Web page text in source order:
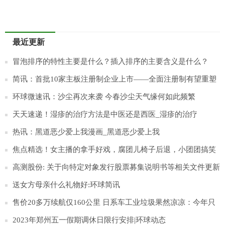
最近更新
冒泡排序的特性主要是什么？插入排序的主要含义是什么？
简讯：首批10家主板注册制企业上市——全面注册制有望重塑
资本市场生态
环球微速讯：沙尘再次来袭 今春沙尘天气缘何如此频繁
天天速递！湿疹的治疗方法是中医还是西医_湿疹的治疗
热讯：黑道恶少爱上我漫画_黑道恶少爱上我
焦点精选！女主播的拿手好戏，腐团儿椅子后退，小团团搞笑
搞怪，那沫子呢？
高测股份: 关于向特定对象发行股票募集说明书等相关文件更新
财务数据的提示性公告
送女方母亲什么礼物好:环球简讯
售价20多万续航仅160公里 日系车工业垃圾果然凉凉：今年只
卖出15辆|今日聚焦
2023年郑州五一假期调休日限行安排|环球动态